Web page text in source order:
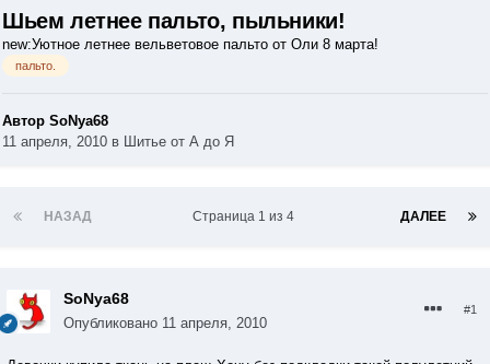
Шьем летнее пальто, пыльники!
new:Уютное летнее вельветовое пальто от Оли 8 марта!
пальто.
Автор SoNya68
11 апреля, 2010 в Шитье от А до Я
НАЗАД ДАЛЕЕ
Страница 1 из 4
SoNya68
Опубликовано 11 апреля, 2010
#1